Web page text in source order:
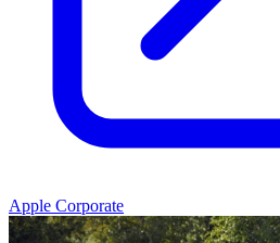
Apple Corporate